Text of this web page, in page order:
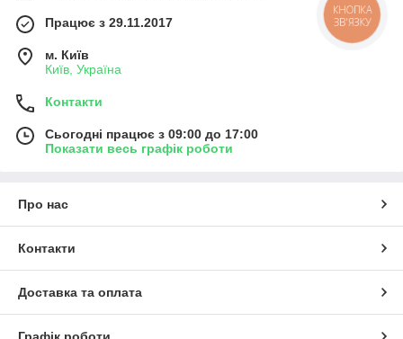
Працює з 29.11.2017
м. Київ
Київ, Україна
Контакти
Сьогодні працює з 09:00 до 17:00
Показати весь графік роботи
Про нас
Контакти
Доставка та оплата
КНОПКА
ЗВ'ЯЗКУ